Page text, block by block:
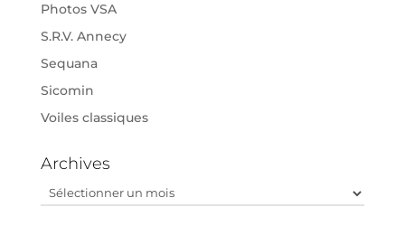
Photos VSA
S.R.V. Annecy
Sequana
Sicomin
Voiles classiques
Archives
Archives